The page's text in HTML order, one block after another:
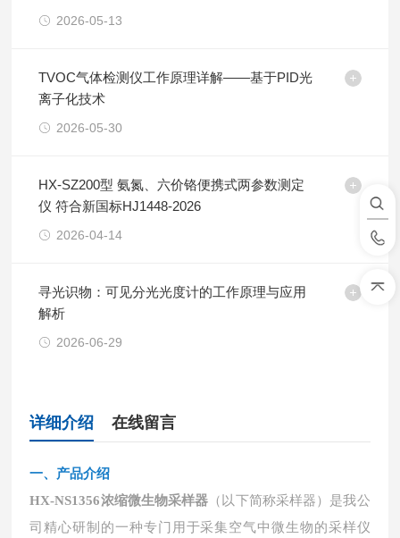
2026-05-13
TVOC气体检测仪工作原理详解——基于PID光
离子化技术
2026-05-30
HX-SZ200型 氨氮、六价铬便携式两参数测定
仪 符合新国标HJ1448-2026
2026-04-14
寻光识物：可见分光光度计的工作原理与应用
解析
2026-06-29
详细介绍 在线留言
一、 产品介绍
HX-NS1356浓缩微生物采样器 （以下简称采样器）是我公
司精心研制的一种专门用于采集空气中微生物的采样仪